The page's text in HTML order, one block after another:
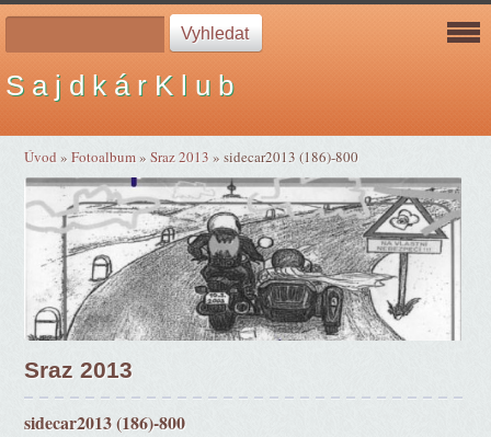
S a j d k á r K l u b
Úvod »Fotoalbum»Sraz 2013 »sidecar2013 (186)-800
Sraz 2013
sidecar2013 (186)-800